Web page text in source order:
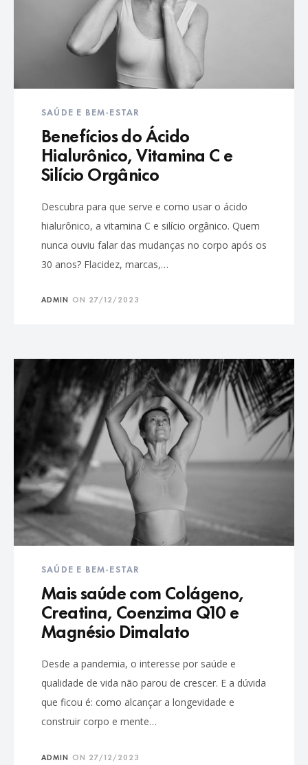
SAÚDE E BEM-ESTAR
Benefícios do Ácido
Hialurônico, Vitamina C e
Silício Orgânico
Descubra para que serve e como usar o ácido
hialurônico, a vitamina C e silício orgânico. Quem
nunca ouviu falar das mudanças no corpo após os
30 anos? Flacidez, marcas,…
ADMIN ON 27/12/2023
SAÚDE E BEM-ESTAR
Mais saúde com Colágeno,
Creatina, Coenzima Q10 e
Magnésio Dimalato
Desde a pandemia, o interesse por saúde e
qualidade de vida não parou de crescer. E a dúvida
que ficou é: como alcançar a longevidade e
construir corpo e mente…
ADMIN ON 27/12/2023